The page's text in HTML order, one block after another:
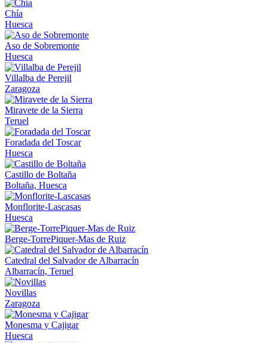
Chía
Huesca
Aso de Sobremonte
Huesca
Villalba de Perejil
Zaragoza
Miravete de la Sierra
Teruel
Foradada del Toscar
Huesca
Castillo de Boltaña
Boltaña, Huesca
Monflorite-Lascasas
Huesca
Berge-TorrePiquer-Mas de Ruiz
Catedral del Salvador de Albarracín
Albarracín, Teruel
Novillas
Zaragoza
Monesma y Cajigar
Huesca